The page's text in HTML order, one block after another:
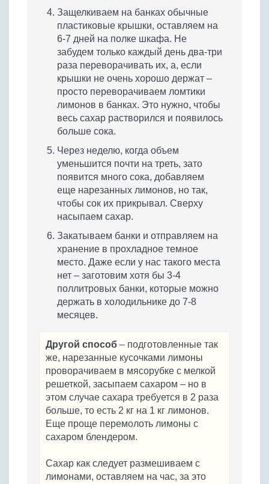
Защелкиваем на банках обычные
пластиковые крышки, оставляем на
6-7 дней на полке шкафа. Не
забудем только каждый день два-три
раза переворачивать их, а, если
крышки не очень хорошо держат –
просто переворачиваем ломтики
лимонов в банках. Это нужно, чтобы
весь сахар растворился и появилось
больше сока.
Через неделю, когда объем
уменьшится почти на треть, зато
появится много сока, добавляем
еще нарезанных лимонов, но так,
чтобы сок их прикрывал. Сверху
насыпаем сахар.
Закатываем банки и отправляем на
хранение в прохладное темное
место. Даже если у нас такого места
нет – заготовим хотя бы 3-4
поллитровых банки, которые можно
держать в холодильнике до 7-8
месяцев.
Другой способ – подготовленные так
же, нарезанные кусочками лимоны
проворачиваем в мясорубке с мелкой
решеткой, засыпаем сахаром – но в
этом случае сахара требуется в 2 раза
больше, то есть 2 кг на 1 кг лимонов.
Еще проще перемолоть лимоны с
сахаром блендером.
Сахар как следует размешиваем с
лимонами, оставляем на час, за это